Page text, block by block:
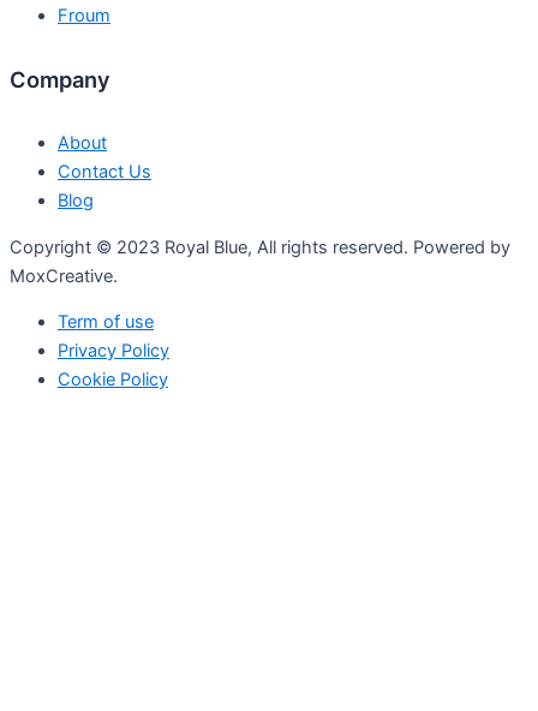
Froum
Company
About
Contact Us
Blog
Copyright © 2023 Royal Blue, All rights reserved. Powered by
MoxCreative.
Term of use
Privacy Policy
Cookie Policy